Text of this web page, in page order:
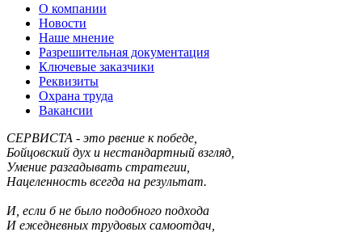
О компании
Новости
Наше мнение
Разрешительная документация
Ключевые заказчики
Реквизиты
Охрана труда
Вакансии
СЕРВИСТА - это рвение к победе,
Бойцовский дух и нестандартный взгляд,
Умение разгадывать стратегии,
Нацеленность всегда на результат.
И, если б не было подобного подхода
И ежедневных трудовых самоотдач,